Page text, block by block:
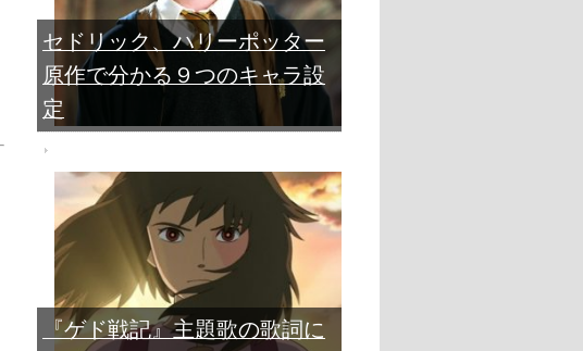
セドリック、ハリーポッター
原作で分かる９つのキャラ設
定
『ゲド戦記』主題歌の歌詞に